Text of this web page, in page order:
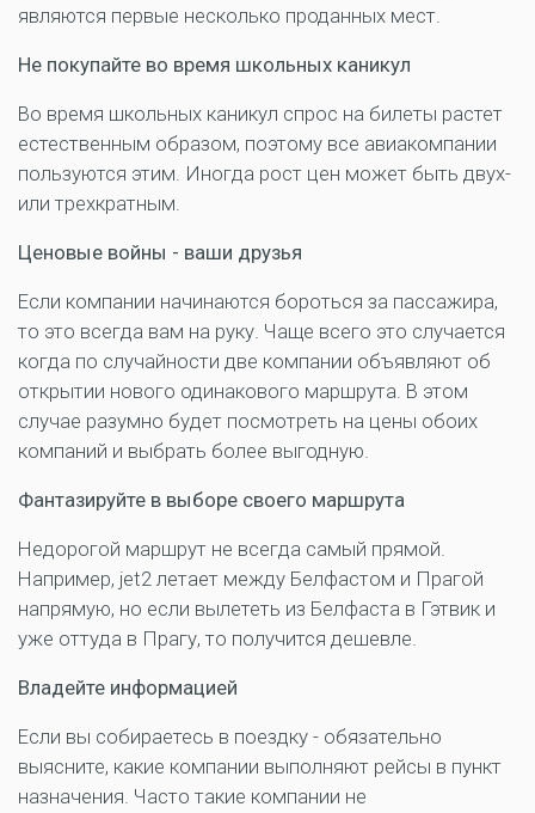
являются первые несколько проданных мест.
Не покупайте во время школьных каникул
Во время школьных каникул спрос на билеты растет
естественным образом, поэтому все авиакомпании
пользуются этим. Иногда рост цен может быть двух-
или трехкратным.
Ценовые войны - ваши друзья
Если компании начинаются бороться за пассажира,
то это всегда вам на руку. Чаще всего это случается
когда по случайности две компании объявляют об
открытии нового одинакового маршрута. В этом
случае разумно будет посмотреть на цены обоих
компаний и выбрать более выгодную.
Фантазируйте в выборе своего маршрута
Недорогой маршрут не всегда самый прямой.
Например, jet2 летает между Белфастом и Прагой
напрямую, но если вылететь из Белфаста в Гэтвик и
уже оттуда в Прагу, то получится дешевле.
Владейте информацией
Если вы собираетесь в поездку - обязательно
выясните, какие компании выполняют рейсы в пункт
назначения. Часто такие компании не